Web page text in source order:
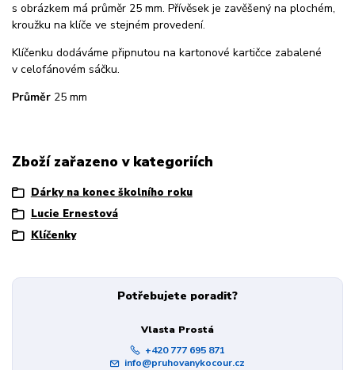
s obrázkem má průměr 25 mm. Přívěsek je zavěšený na plochém,
kroužku na klíče ve stejném provedení.
Klíčenku dodáváme připnutou na kartonové kartičce zabalené
v celofánovém sáčku.
Průměr 25 mm
Zboží zařazeno v kategoriích
Dárky na konec školního roku
Lucie Ernestová
Klíčenky
Potřebujete poradit?
Vlasta Prostá
+420 777 695 871
info@pruhovanykocour.cz